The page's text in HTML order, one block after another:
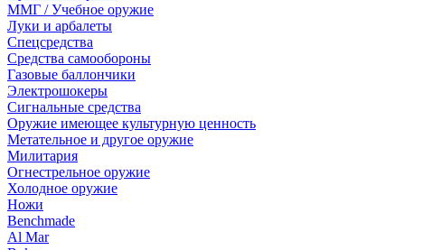
ММГ / Учебное оружие
Луки и арбалеты
Спецсредства
Средства самообороны
Газовые баллончики
Электрошокеры
Сигнальные средства
Оружие имеющее культурную ценность
Метательное и другое оружие
Милитария
Огнестрельное оружие
Холодное оружие
Ножи
Benchmade
Al Mar